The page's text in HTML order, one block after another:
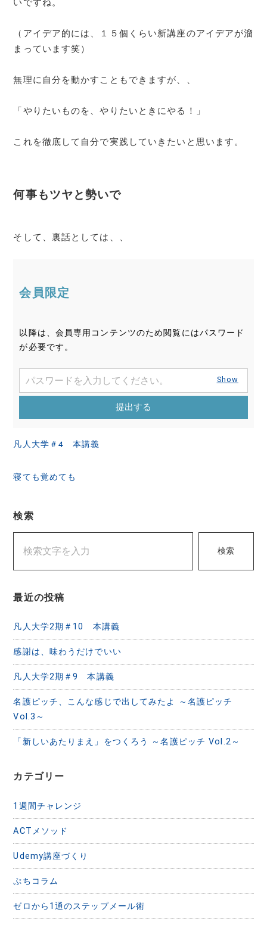
いですね。
（アイデア的には、１５個くらい新講座のアイデアが溜
まっています笑）
無理に自分を動かすこともできますが、、
「やりたいものを、やりたいときにやる！」
これを徹底して自分で実践していきたいと思います。
何事もツヤと勢いで
そして、裏話としては、、
会員限定
以降は、会員専用コンテンツのため閲覧にはパスワード
が必要です。
Show
提出する
投
ナ
ゲ
ー
シ
ョ
ン
凡人大学＃4 本講義
寝ても覚めても
検索
検索
最近の投稿
凡人大学2期＃10 本講義
感謝は、味わうだけでいい
凡人大学2期＃9 本講義
名護ピッチ、こんな感じで出してみたよ ～名護ピッチ
Vol.3～
「新しいあたりまえ」をつくろう ～名護ピッチ Vol.2～
カテゴリー
1週間チャレンジ
ACTメソッド
Udemy講座づくり
ぷちコラム
ゼロから1通のステップメール術